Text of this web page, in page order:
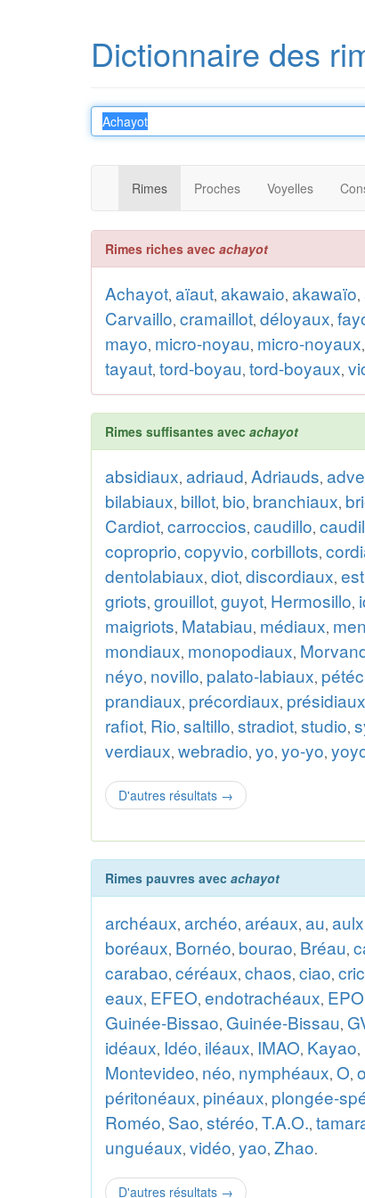
Dictionnaire des
Rimes Proches Voyelles
Rimes riches avec achayot
Achayot, aïaut, akawaio, akawaïo,
Carvaillo, cramaillot, déloyaux,
mayo, micro-noyau, micro-noyaux,
tayaut, tord-boyau, tord-boyaux,
Rimes suffisantes avec achayot
absidiaux, adriaud, Adriauds,
bilabiaux, billot, bio, branchiaux,
Cardiot, carroccios, caudillo,
coproprio, copyvio, corbillots,
dentolabiaux, diot, discordiaux,
griots, grouillot, guyot, Hermosillo,
maigriots, Matabiau, médiaux,
mondiaux, monopodiaux,
néyo, novillo, palato-labiaux,
prandiaux, précordiaux, présidiaux
rafiot, Rio, saltillo, stradiot, studio,
verdiaux, webradio, yo, yo-yo,
D'autres résultats →
Rimes pauvres avec achayot
archéaux, archéo, aréaux, au, aulx
boréaux, Bornéo, bourao, Bréau,
carabao, céréaux, chaos, ciao,
eaux, EFEO, endotrachéaux, EPO
Guinée-Bissao, Guinée-Bissau,
idéaux, Idéo, iléaux, IMAO, Kayao,
Montevideo, néo, nymphéaux, O,
péritonéaux, pinéaux, plongée-
Roméo, Sao, stéréo, T.A.O.,
unguéaux, vidéo, yao, Zhao.
D'autres résultats →